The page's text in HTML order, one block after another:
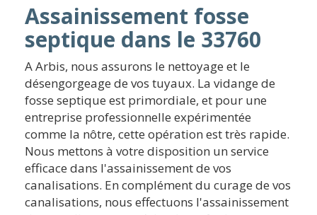
Assainissement fosse
septique dans le 33760
A Arbis, nous assurons le nettoyage et le
désengorgeage de vos tuyaux. La vidange de
fosse septique est primordiale, et pour une
entreprise professionnelle expérimentée
comme la nôtre, cette opération est très rapide.
Nous mettons à votre disposition un service
efficace dans l'assainissement de vos
canalisations. En complément du curage de vos
canalisations, nous effectuons l'assainissement